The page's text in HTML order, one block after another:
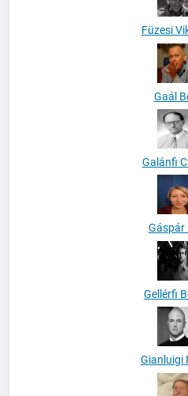
Füzesi
Gaál
Galánfi
Gáspár
Gellérfi
Gianluigi